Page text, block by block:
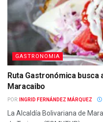
GASTRONOMIA
Ruta Gastronómica
Maracaibo
POR: INGRID FERNÁNDEZ MÁRQUEZ
La Alcaldía Bolivariana de